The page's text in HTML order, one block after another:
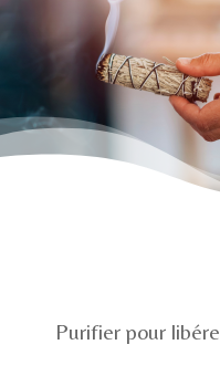
Purifier pour